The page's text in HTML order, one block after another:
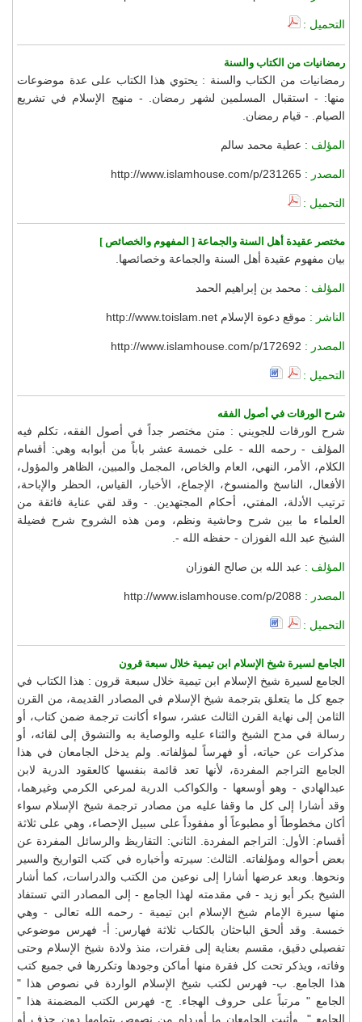
التحميل :
رمضانيات من الكتاب والسنة
رمضانيات من الكتاب والسنة : يحتوي هذا الكتاب على عدة موضوعات
منها: - استقبال المسلمين لشهر رمضان. - منهج الإسلام في تشريع
الصيام. - قيام رمضان.
المؤلف : عطية محمد سالم
المصدر : http://www.islamhouse.com/p/231265
التحميل :
مختصر عقيدة أهل السنة والجماعة [ المفهوم والخصائص ]
بيان مفهوم عقيدة أهل السنة والجماعة وخصائصها.
المؤلف : محمد بن إبراهيم الحمد
الناشر : موقع دعوة الإسلام http://www.toislam.net
المصدر : http://www.islamhouse.com/p/172692
التحميل :
شرح الورقات في أصول الفقه
شرح الورقات للجويني : متن مختصر جداً في أصول الفقه، تكلم فيه
المؤلف - رحمه الله - على خمسة عشر باباً من أبوابه وهي: أقسام
الكلام، الأمر، النهي، العام والخاص، المجمل والمبين، الظاهر والمؤول،
الأفعال، الناسخ والمنسوخ، الإجماع، الأخبار، القياس، الحظر والإباحة،
ترتيب الأدلة، المفتي، أحكام المجتهدين. - وقد لقي عناية فائقة من
العلماء ما بين شرح وحاشية ونظم، ومن هذه الشروح شرح فضيلة
الشيخ عبد الله الفوزان - حفظه الله -.
المؤلف : عبد الله بن صالح الفوزان
المصدر : http://www.islamhouse.com/p/2088
التحميل :
الجامع لسيرة شيخ الإسلام ابن تيمية خلال سبعة قرون
الجامع لسيرة شيخ الإسلام ابن تيمية خلال سبعة قرون : هذا الكتاب في
جمع كل ما يتعلق بترجمة شيخ الإسلام في المصادر القديمة، من القرن
الثامن إلى نهاية القرن الثالث عشر، سواء أكانت ترجمة ضمن كتاب، أو
رسالة في مدح الشيخ والثناء عليه والوصاية به والتشوق إلى لقائه، أو
مذكرات عن حياته، أو فهرساً لمؤلفاته. ولم يدخل الجامعان في هذا
الجامع التراجم المفردة، لأنها تعد قائمة بنفسها كالعقود الدرية لابن
عبدالهادي - وهو أوسعها - والكواكب الدرية لمرعي الكرمي وغيرهما،
وقد أشارا إلى كل ما وقفا عليه من مصادر ترجمة شيخ الإسلام سواء
أكان مخطوطاً أو مطبوعاً أو مفقوداً على سبيل الإحصاء، وهي على ثلاثة
أقسام: الأول: التراجم المفردة. الثاني: التقاريظ والرسائل المفردة عن
بعض أحواله ومؤلفاته. الثالث: سيرته وأخباره في كتب التواريخ والسير
ونحوها. وبعد عرضها أشارا إلى نوعين من الكتب والدراسات، كما أشار
الشيخ بكر أبو زيد - في مقدمته لهذا الجامع - إلى المصادر التي تستفاد
منها سيرة الإمام شيخ الإسلام ابن تيمية - رحمه الله تعالى - وهي
خمسة. وقد ألحق الباحثان بالكتاب ثلاثة فهارس: أ- فهرس موضوعي
تفصيلي دقيق، مقسم بعناية إلى فقرات، منذ ولادة شيخ الإسلام وحتى
وفاته، ويذكر تحت كل فقرة منها أماكن وجودها وتكررها في جميع كتب
هذا الجامع. ب- فهرس لكتب شيخ الإسلام الواردة في نصوص هذا "
الجامع " مرتباً على حروف الهجاء. ج- فهرس الكتب المضمنة هذا "
الجامع ". وأثبت الجامعان ما أورداه من نصوص بتمامها دون حذف أو